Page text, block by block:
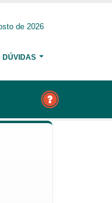
de 2026
DÚVIDAS